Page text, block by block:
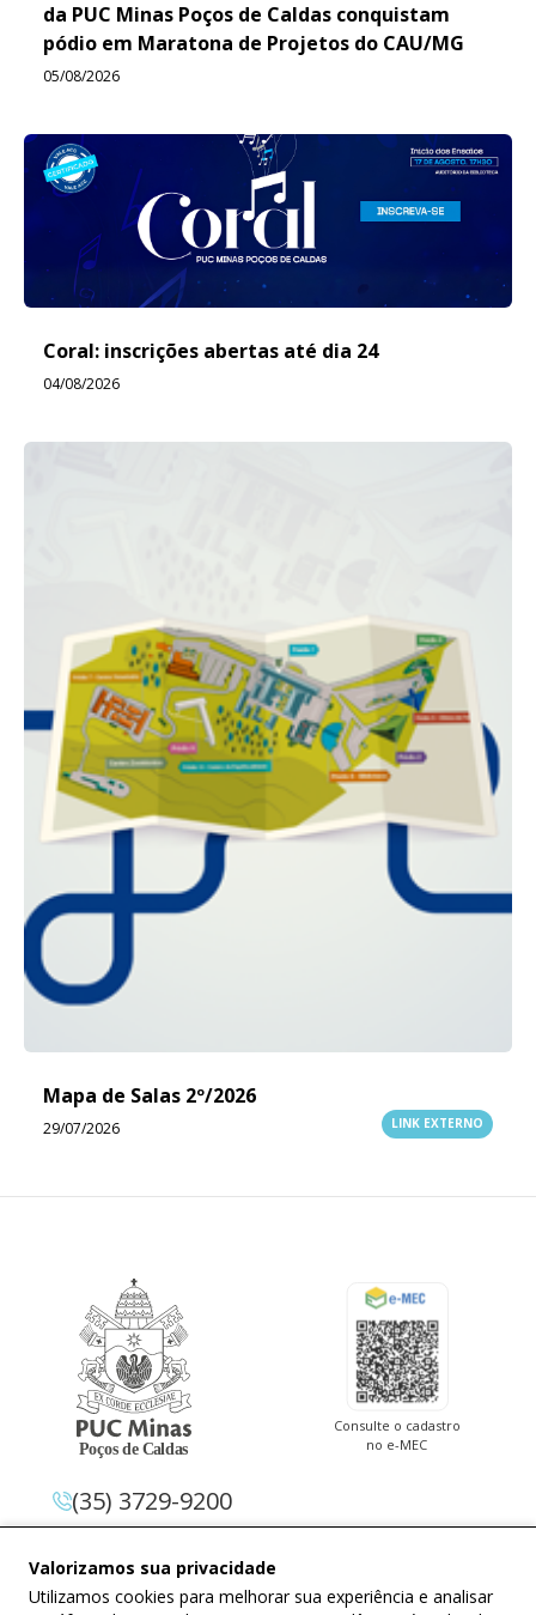
da PUC Minas Poços de Caldas conquistam
pódio em Maratona de Projetos do CAU/MG
05/08/2026
Coral: inscrições abertas até dia 24
04/08/2026
Mapa de Salas 2º/2026
29/07/2026 LINK EXTERNO
Valorizamos sua privacidade
Utilizamos cookies para melhorar sua experiência e analisar
Consulte o cadastro
no e-MEC
(35) 3729-9200
Jardim Country Club 37.714-620 –